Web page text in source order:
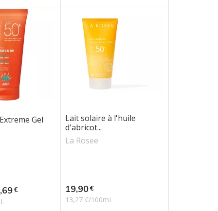
Gel
€
Lait solaire à l'huile
d'abricot...
La Rosee
Prix
19,90€
13,27 €/100mL